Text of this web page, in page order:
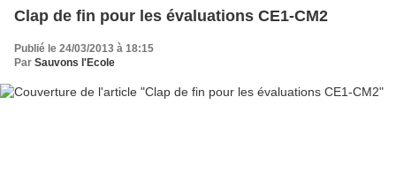
Clap de fin pour les évaluations CE1-CM2
Publié le 24/03/2013 à 18:15
Par Sauvons l'Ecole